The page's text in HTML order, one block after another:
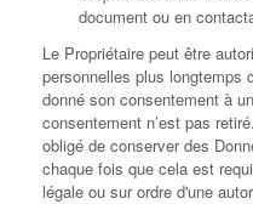
document ou en
Le Propriétaire peut être
personnelles plus longtemps
donné son consentement à
consentement n’est pas
obligé de conserver des
chaque fois que cela est
légale ou sur ordre d'une